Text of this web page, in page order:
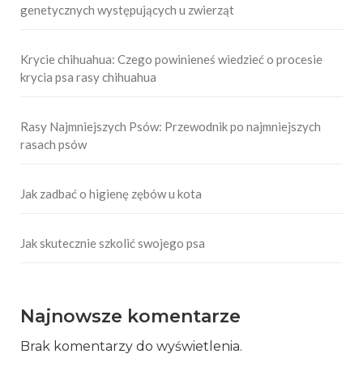
genetycznych występujących u zwierząt
Krycie chihuahua: Czego powinieneś wiedzieć o procesie
krycia psa rasy chihuahua
Rasy Najmniejszych Psów: Przewodnik po najmniejszych
rasach psów
Jak zadbać o higienę zębów u kota
Jak skutecznie szkolić swojego psa
Najnowsze komentarze
Brak komentarzy do wyświetlenia.